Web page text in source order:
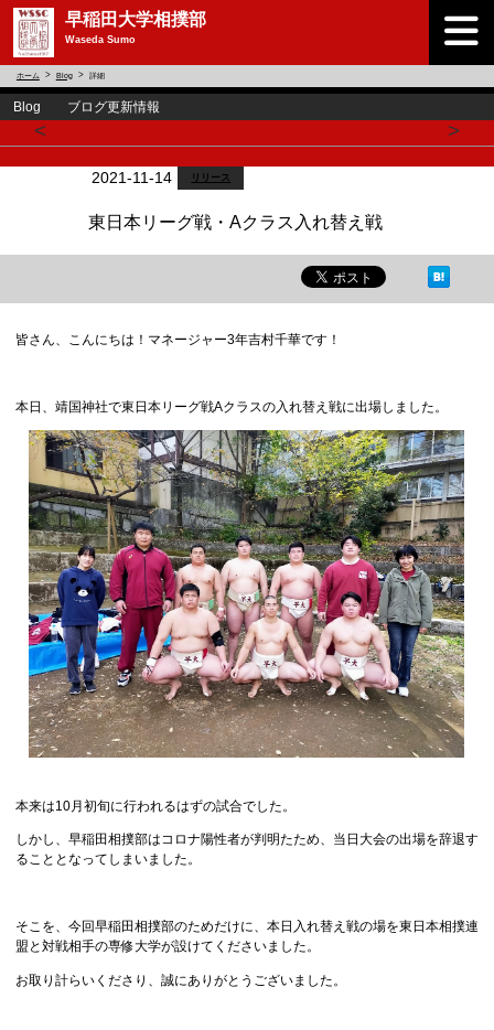
早稲田大学相撲部
Waseda Sumo
ホーム Blog 詳細
Blog ブログ更新情報
< >
2021-11-14 リリース
東日本リーグ戦・Aクラス入れ替え戦
皆さん、こんにちは！マネージャー3年吉村千華です！
本日、靖国神社で東日本リーグ戦Aクラスの入れ替え戦に出場しました。
本来は10月初旬に行われるはずの試合でした。
しかし、早稲田相撲部はコロナ陽性者が判明たため、当日大会の出場を辞退す
ることとなってしまいました。
そこを、今回早稲田相撲部のためだけに、本日入れ替え戦の場を東日本相撲連
盟と対戦相手の専修大学が設けてくださいました。
お取り計らいくださり、誠にありがとうございました。